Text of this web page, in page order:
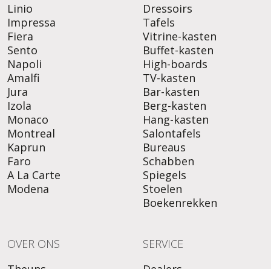
Linio
Impressa
Fiera
Sento
Napoli
Amalfi
Jura
Izola
Monaco
Montreal
Kaprun
Faro
A La Carte
Modena
Dressoirs
Tafels
Vitrine-kasten
Buffet-kasten
High-boards
TV-kasten
Bar-kasten
Berg-kasten
Hang-kasten
Salontafels
Bureaus
Schabben
Spiegels
Stoelen
Boekenrekken
OVER ONS
SERVICE